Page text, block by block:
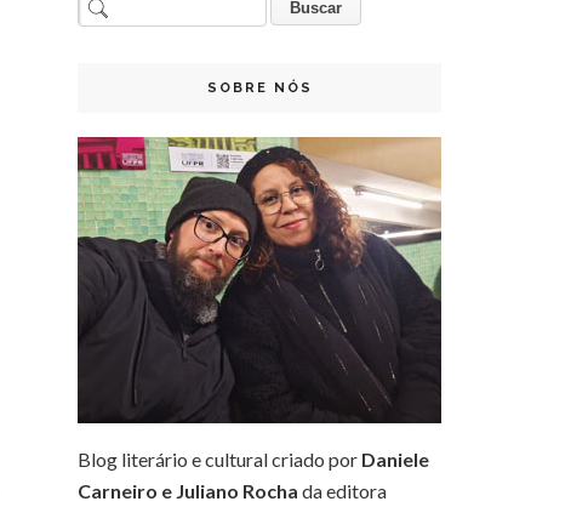
SOBRE NÓS
Blog literário e cultural criado por Daniele
Carneiro e Juliano Rocha da editora